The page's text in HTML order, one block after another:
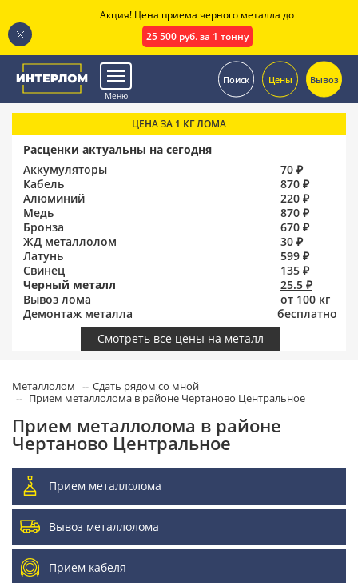
Меню
Поиск Цены Вывоз
ЦЕНА ЗА 1 КГ ЛОМА
Расценки актуальны на сегодня
Аккумуляторы
70 ₽
Кабель
870 ₽
Алюминий
220 ₽
Медь
870 ₽
Бронза
670 ₽
ЖД металлолом
30 ₽
Латунь
599 ₽
Свинец
135 ₽
Черный металл
25.5 ₽
Вывоз лома
от 100 кг
Демонтаж металла
бесплатно
Смотреть все цены на металл
Металлолом
Сдать рядом со мной
Прием металлолома в районе Чертаново Центральное
Прием металлолома в районе
Чертаново Центральное
Прием металлолома
Вывоз металлолома
Прием кабеля
Акция! Цена приема черного металла до
25 500 руб. за 1 тонну
.